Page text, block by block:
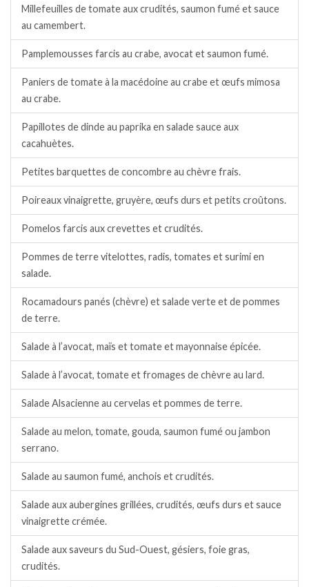
Millefeuilles de tomate aux crudités, saumon fumé et sauce
au camembert.
Pamplemousses farcis au crabe, avocat et saumon fumé.
Paniers de tomate à la macédoine au crabe et œufs mimosa
au crabe.
Papillotes de dinde au paprika en salade sauce aux
cacahuètes.
Petites barquettes de concombre au chèvre frais.
Poireaux vinaigrette, gruyère, œufs durs et petits croûtons.
Pomelos farcis aux crevettes et crudités.
Pommes de terre vitelottes, radis, tomates et surimi en
salade.
Rocamadours panés (chèvre) et salade verte et de pommes
de terre.
Salade à l’avocat, maïs et tomate et mayonnaise épicée.
Salade à l’avocat, tomate et fromages de chèvre au lard.
Salade Alsacienne au cervelas et pommes de terre.
Salade au melon, tomate, gouda, saumon fumé ou jambon
serrano.
Salade au saumon fumé, anchois et crudités.
Salade aux aubergines grillées, crudités, œufs durs et sauce
vinaigrette crémée.
Salade aux saveurs du Sud-Ouest, gésiers, foie gras,
crudités.